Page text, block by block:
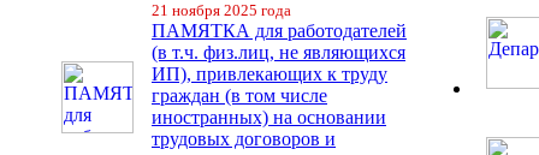
21 ноября 2025 года
ПАМЯТКА для работодателей
(в т.ч. физ.лиц, не являющихся
ИП), привлекающих к труду
граждан (в том числе
иностранных) на основании
трудовых договоров и